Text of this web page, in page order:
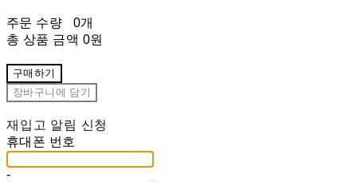
주문 수량
0개
총 상품 금액 0원
구매하기
장바구니에 담기
재입고 알림 신청
휴대폰 번호
-